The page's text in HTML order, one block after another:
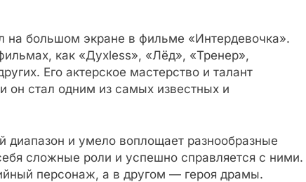
на большом экране в фильме «Интердевочка».
как «Духless», «Лёд», «Тренер»,
Его актерское мастерство и талант
он стал одним из самых известных и
диапазон и умело воплощает разнообразные
сложные роли и успешно справляется с ними.
персонаж, а в другом — героя драмы.